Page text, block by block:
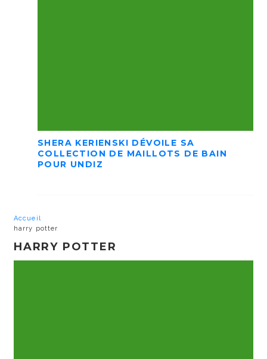
SHERA KERIENSKI DÉVOILE SA
COLLECTION DE MAILLOTS DE BAIN
POUR UNDIZ
Accueil
harry potter
HARRY POTTER